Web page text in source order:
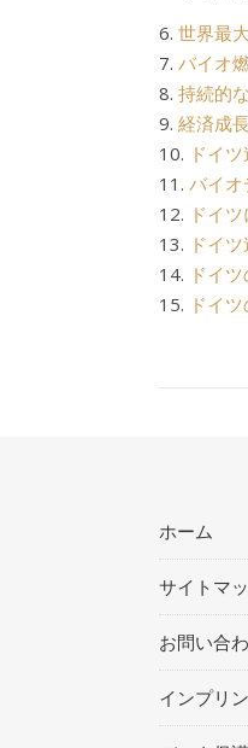
6. 世界最
7. バイオ
8. 持続的
9. 経済成
10. ドイ
11. バイ
12. ドイ
13. ドイ
14. ドイ
15. ドイ
ホーム
サイトマ
お問い合
インプリ